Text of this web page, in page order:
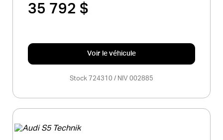
35 792 $
Voir le véhicule
Stock 724310 / NIV 002885